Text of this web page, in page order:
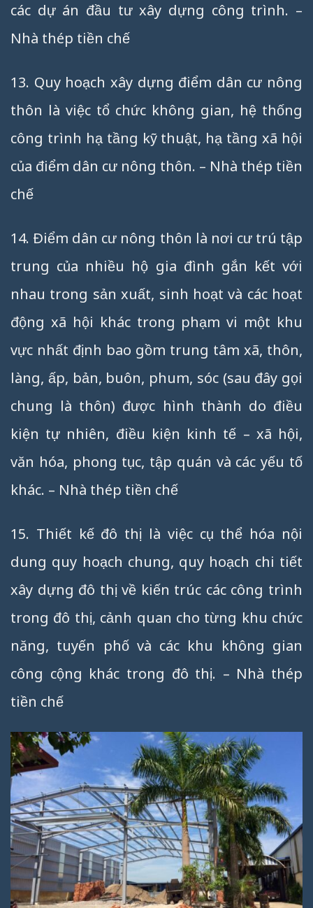
các dự án đầu tư xây dựng công trình. –
Nhà thép tiền chế
13. Quy hoạch xây dựng điểm dân cư nông
thôn là việc tổ chức không gian, hệ thống
công trình hạ tầng kỹ thuật, hạ tầng xã hội
của điểm dân cư nông thôn. – Nhà thép tiền
chế
14. Ðiểm dân cư nông thôn là nơi cư trú tập
trung của nhiều hộ gia đình gắn kết với
nhau trong sản xuất, sinh hoạt và các hoạt
động xã hội khác trong phạm vi một khu
vực nhất định bao gồm trung tâm xã, thôn,
làng, ấp, bản, buôn, phum, sóc (sau đây gọi
chung là thôn) được hình thành do điều
kiện tự nhiên, điều kiện kinh tế – xã hội,
văn hóa, phong tục, tập quán và các yếu tố
khác. – Nhà thép tiền chế
15. Thiết kế đô thị là việc cụ thể hóa nội
dung quy hoạch chung, quy hoạch chi tiết
xây dựng đô thị về kiến trúc các công trình
trong đô thị, cảnh quan cho từng khu chức
năng, tuyến phố và các khu không gian
công cộng khác trong đô thị. – Nhà thép
tiền chế